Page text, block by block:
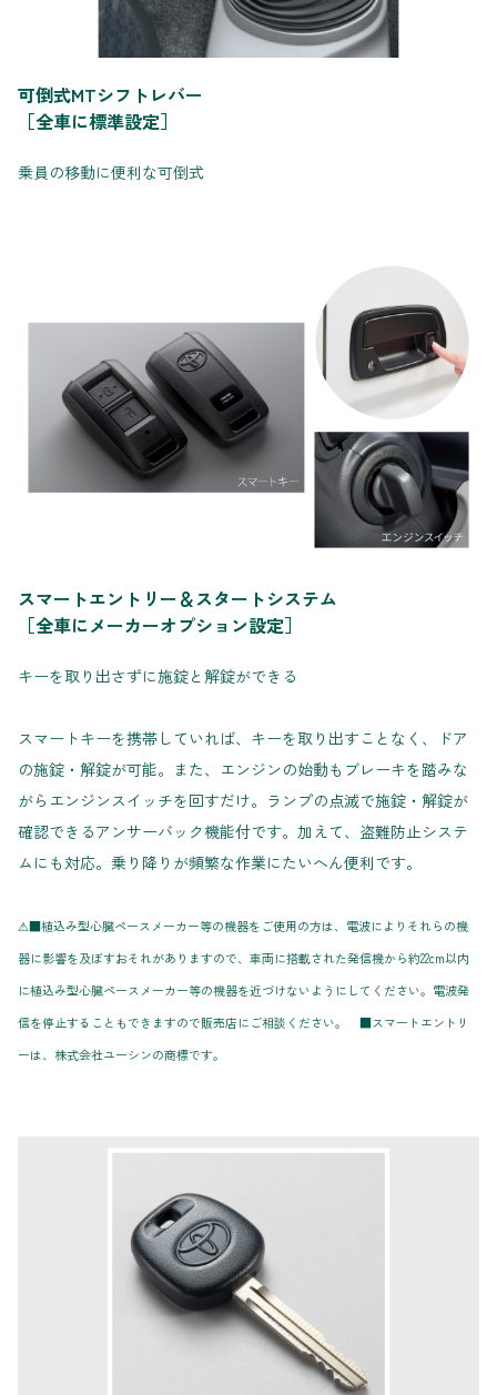
可倒式MTシフトレバー
［全車に標準設定］
乗員の移動に便利な可倒式
スマートエントリー＆スタートシステム
［全車にメーカーオプション設定］
キーを取り出さずに施錠と解錠ができる
スマートキーを携帯していれば、キーを取り出すことなく、ドア
の施錠・解錠が可能。また、エンジンの始動もブレーキを踏みな
がらエンジンスイッチを回すだけ。ランプの点滅で施錠・解錠が
確認できるアンサーバック機能付です。加えて、盗難防止システ
ムにも対応。乗り降りが頻繁な作業にたいへん便利です。
⚠■植込み型心臓ペースメーカー等の機器をご使用の方は、電波によりそれらの機
器に影響を及ぼすおそれがありますので、車両に搭載された発信機から約22cm以内
に植込み型心臓ペースメーカー等の機器を近づけないようにしてください。電波発
信を停止することもできますので販売店にご相談ください。 ■スマートエントリ
ーは、株式会社ユーシンの商標です。